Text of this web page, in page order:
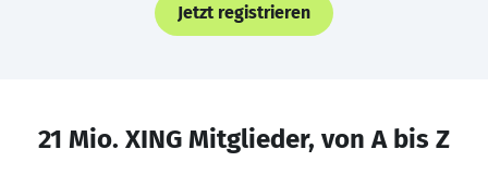
Jetzt registrieren
21 Mio. XING Mitglieder, von A bis Z